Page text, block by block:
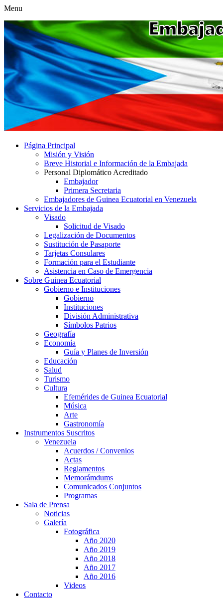
Menu
Página Principal
Misión y Visión
Breve Historial e Información de la Embajada
Personal Diplomático Acreditado
Embajador
Primera Secretaria
Embajadores de Guinea Ecuatorial en Venezuela
Servicios de la Embajada
Visado
Solicitud de Visado
Legalización de Documentos
Sustitución de Pasaporte
Tarjetas Consulares
Formación para el Estudiante
Asistencia en Caso de Emergencia
Sobre Guinea Ecuatorial
Gobierno e Instituciones
Gobierno
Instituciones
División Administrativa
Símbolos Patrios
Geografía
Economía
Guía y Planes de Inversión
Educación
Salud
Turismo
Cultura
Efemérides de Guinea Ecuatorial
Música
Arte
Gastronomía
Instrumentos Suscritos
Venezuela
Acuerdos / Convenios
Actas
Reglamentos
Memorámdums
Comunicados Conjuntos
Programas
Sala de Prensa
Noticias
Galería
Fotográfica
Año 2020
Año 2019
Año 2018
Año 2017
Año 2016
Videos
Contacto